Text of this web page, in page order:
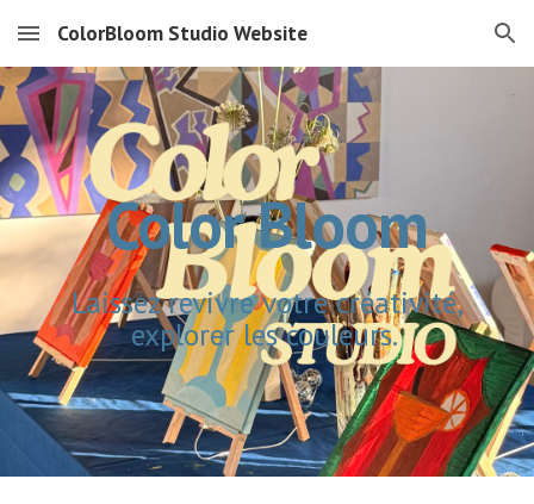
Skip to main content Skip to navigation
ColorBloom Studio Website
Color Bloom
Laissez revivre votre créativité,
explorer les couleurs.